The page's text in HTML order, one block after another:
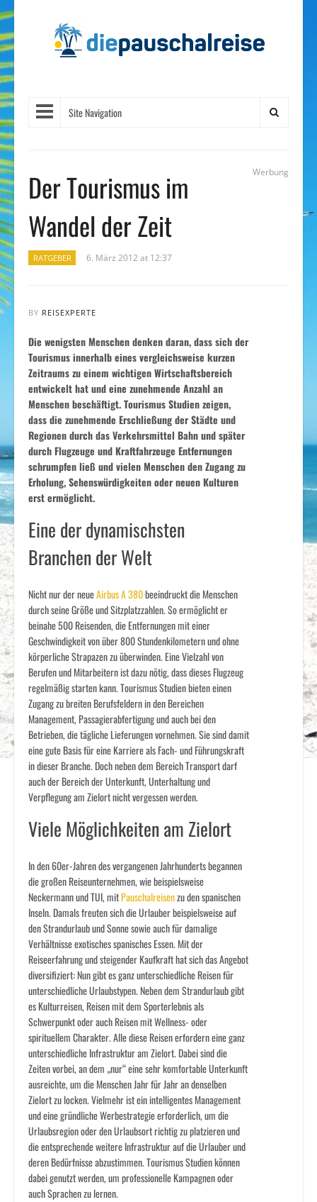
Site Navigation
Der Tourismus im
Wandel der Zeit
Werbung
RATGEBER 6. März 2012 at 12:37
BY REISEXPERTE
Die wenigsten Menschen denken daran, dass sich der
Tourismus innerhalb eines vergleichsweise kurzen
Zeitraums zu einem wichtigen Wirtschaftsbereich
entwickelt hat und eine zunehmende Anzahl an
Menschen beschäftigt. Tourismus Studien zeigen,
dass die zunehmende Erschließung der Städte und
Regionen durch das Verkehrsmittel Bahn und später
durch Flugzeuge und Kraftfahrzeuge Entfernungen
schrumpfen ließ und vielen Menschen den Zugang zu
Erholung, Sehenswürdigkeiten oder neuen Kulturen
erst ermöglicht.
Eine der dynamischsten
Branchen der Welt
Nicht nur der neueAirbus A 380beeindruckt die Menschen
durch seine Größe und Sitzplatzzahlen. So ermöglicht er
beinahe 500 Reisenden, die Entfernungen mit einer
Geschwindigkeit von über 800 Stundenkilometern und ohne
körperliche Strapazen zu überwinden. Eine Vielzahl von
Berufen und Mitarbeitern ist dazu nötig, dass dieses Flugzeug
regelmäßig starten kann. Tourismus Studien bieten einen
Zugang zu breiten Berufsfeldern in den Bereichen
Management, Passagierabfertigung und auch bei den
Betrieben, die tägliche Lieferungen vornehmen. Sie sind damit
eine gute Basis für eine Karriere als Fach- und Führungskraft
in dieser Branche. Doch neben dem Bereich Transport darf
auch der Bereich der Unterkunft, Unterhaltung und
Verpflegung am Zielort nicht vergessen werden.
Viele Möglichkeiten am Zielort
In den 60er-Jahren des vergangenen Jahrhunderts begannen
die großen Reiseunternehmen, wie beispielsweise
Neckermann und TUI, mitPauschalreisenzu den spanischen
Inseln. Damals freuten sich die Urlauber beispielsweise auf
den Strandurlaub und Sonne sowie auch für damalige
Verhältnisse exotisches spanisches Essen. Mit der
Reiseerfahrung und steigender Kaufkraft hat sich das Angebot
diversifiziert: Nun gibt es ganz unterschiedliche Reisen für
unterschiedliche Urlaubstypen. Neben dem Strandurlaub gibt
es Kulturreisen, Reisen mit dem Sporterlebnis als
Schwerpunkt oder auch Reisen mit Wellness- oder
spirituellem Charakter. Alle diese Reisen erfordern eine ganz
unterschiedliche Infrastruktur am Zielort. Dabei sind die
Zeiten vorbei, an dem „nur“ eine sehr komfortable Unterkunft
ausreichte, um die Menschen Jahr für Jahr an denselben
Zielort zu locken. Vielmehr ist ein intelligentes Management
und eine gründliche Werbestrategie erforderlich, um die
Urlaubsregion oder den Urlaubsort richtig zu platzieren und
die entsprechende weitere Infrastruktur auf die Urlauber und
deren Bedürfnisse abzustimmen. Tourismus Studien können
dabei genutzt werden, um professionelle Kampagnen oder
auch Sprachen zu lernen.